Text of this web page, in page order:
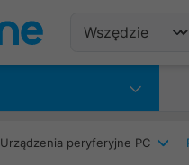
Urządzenia peryferyjne PC